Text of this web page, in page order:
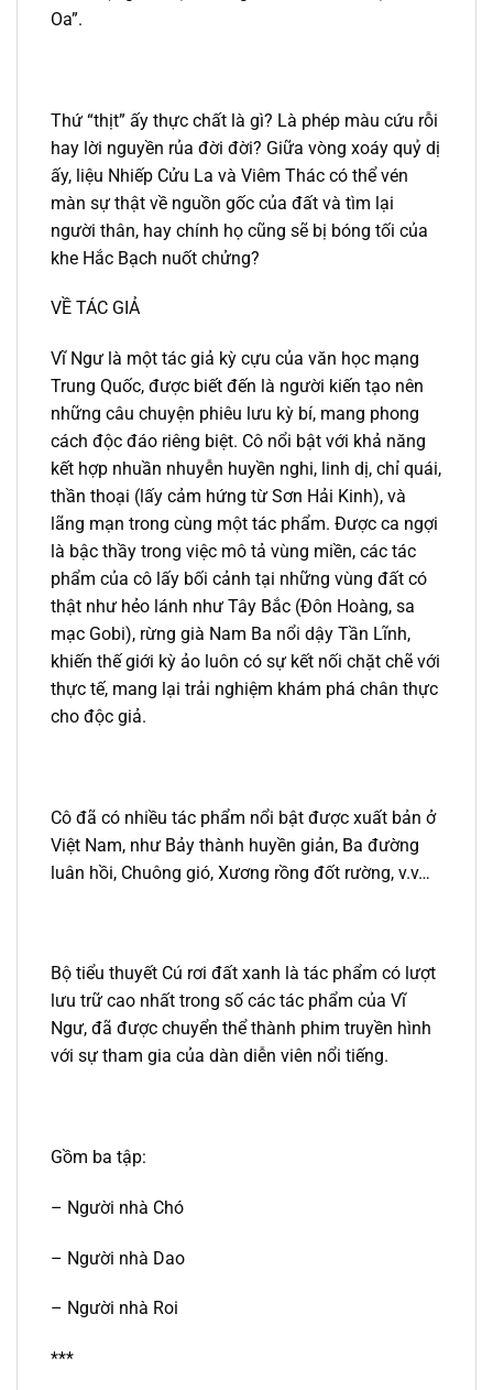
Oa”.
Thứ “thịt” ấy thực chất là gì? Là phép màu cứu rỗi
hay lời nguyền rủa đời đời? Giữa vòng xoáy quỷ dị
ấy, liệu Nhiếp Cửu La và Viêm Thác có thể vén
màn sự thật về nguồn gốc của đất và tìm lại
người thân, hay chính họ cũng sẽ bị bóng tối của
khe Hắc Bạch nuốt chửng?
VỀ TÁC GIẢ
Vĩ Ngư là một tác giả kỳ cựu của văn học mạng
Trung Quốc, được biết đến là người kiến tạo nên
những câu chuyện phiêu lưu kỳ bí, mang phong
cách độc đáo riêng biệt. Cô nổi bật với khả năng
kết hợp nhuần nhuyễn huyền nghi, linh dị, chỉ quái,
thần thoại (lấy cảm hứng từ Sơn Hải Kinh), và
lãng mạn trong cùng một tác phẩm. Được ca ngợi
là bậc thầy trong việc mô tả vùng miền, các tác
phẩm của cô lấy bối cảnh tại những vùng đất có
thật như hẻo lánh như Tây Bắc (Đôn Hoàng, sa
mạc Gobi), rừng già Nam Ba nổi dậy Tần Lĩnh,
khiến thế giới kỳ ảo luôn có sự kết nối chặt chẽ với
thực tế, mang lại trải nghiệm khám phá chân thực
cho độc giả.
Cô đã có nhiều tác phẩm nổi bật được xuất bản ở
Việt Nam, như Bảy thành huyền giản, Ba đường
luân hồi, Chuông gió, Xương rồng đốt rường, v.v…
Bộ tiểu thuyết Cú rơi đất xanh là tác phẩm có lượt
lưu trữ cao nhất trong số các tác phẩm của Vĩ
Ngư, đã được chuyển thể thành phim truyền hình
với sự tham gia của dàn diễn viên nổi tiếng.
Gồm ba tập:
– Người nhà Chó
– Người nhà Dao
– Người nhà Roi
***